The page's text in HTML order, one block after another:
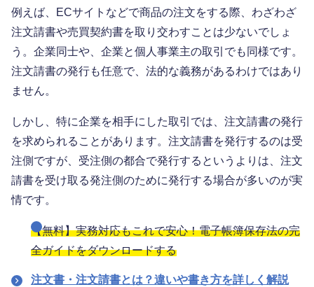
例えば、ECサイトなどで商品の注文をする際、わざわざ
注文請書や売買契約書を取り交わすことは少ないでしょ
う。企業同士や、企業と個人事業主の取引でも同様です。
注文請書の発行も任意で、法的な義務があるわけではあり
ません。
しかし、特に企業を相手にした取引では、注文請書の発行
を求められることがあります。注文請書を発行するのは受
注側ですが、受注側の都合で発行するというよりは、注文
請書を受け取る発注側のために発行する場合が多いのが実
情です。
【無料】実務対応もこれで安心！電子帳簿保存法の完
全ガイドをダウンロードする
注文書・注文請書とは？違いや書き方を詳しく解説